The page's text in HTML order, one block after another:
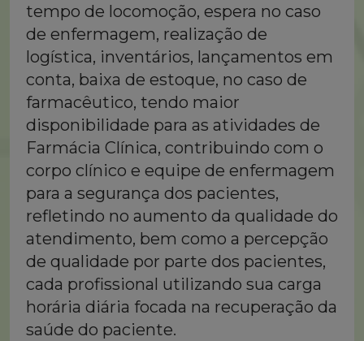
tempo de locomoção, espera no caso
de enfermagem, realização de
logística, inventários, lançamentos em
conta, baixa de estoque, no caso de
farmacêutico, tendo maior
disponibilidade para as atividades de
Farmácia Clínica, contribuindo com o
corpo clínico e equipe de enfermagem
para a segurança dos pacientes,
refletindo no aumento da qualidade do
atendimento, bem como a percepção
de qualidade por parte dos pacientes,
cada profissional utilizando sua carga
horária diária focada na recuperação da
saúde do paciente.